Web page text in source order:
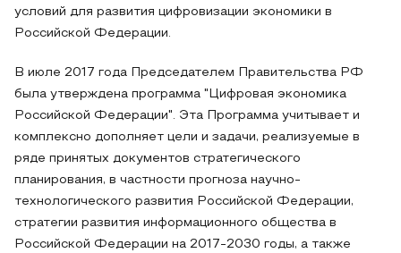
условий для развития цифровизации экономики в
Российской Федерации.
В июле 2017 года Председателем Правительства РФ
была утверждена программа "Цифровая экономика
Российской Федерации". Эта Программа учитывает и
комплексно дополняет цели и задачи, реализуемые в
ряде принятых документов стратегического
планирования, в частности прогноза научно-
технологического развития Российской Федерации,
стратегии развития информационного общества в
Российской Федерации на 2017-2030 годы, а также